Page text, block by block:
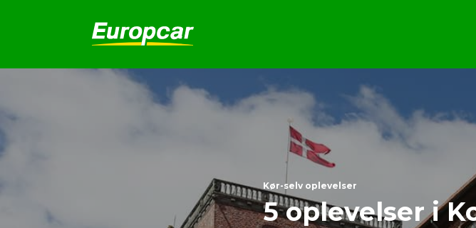
Kør-selv oplevelser
5 oplevelser i